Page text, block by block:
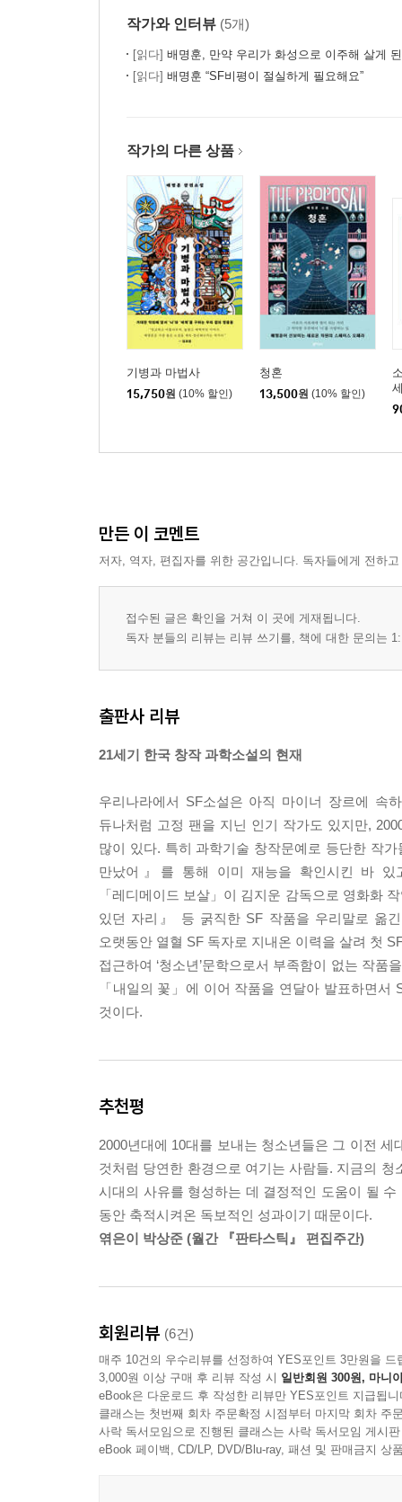
작가와 인터뷰 (5개)
[읽다] 배명훈, 만약 우리가 화성으로 이주해 살게
[읽다] 배명훈 “SF비평이 절실하게 필요해요”
작가의 다른 상품
기병과 마법사
15,750원 (10% 할인)
청혼
13,500원 (10% 할인)
만든 이 코멘트
저자, 역자, 편집자를 위한 공간입니다. 독자들에게 전하
접수된 글은 확인을 거쳐 이 곳에 게재됩니다.
독자 분들의 리뷰는 리뷰 쓰기를, 책에 대한 문의는
출판사 리뷰
21세기 한국 창작 과학소설의 현재
우리나라에서 SF소설은 아직 마이너 장르에 속
듀나처럼 고정 팬을 지닌 인기 작가도 있지만,
많이 있다. 특히 과학기술 창작문예로 등단한 작
만났어』를 통해 이미 재능을 확인시킨 바 있
「레디메이드 보살」이 김지운 감독으로 영화화
있던 자리』 등 굵직한 SF 작품을 우리말로 옮
오랫동안 열혈 SF 독자로 지내온 이력을 살려 첫
접근하여 ‘청소년’문학으로서 부족함이 없는 작
「내일의 꽃」에 이어 작품을 연달아 발표하면
것이다.
추천평
2000년대에 10대를 보내는 청소년들은 그 이전
것처럼 당연한 환경으로 여기는 사람들. 지금의
시대의 사유를 형성하는 데 결정적인 도움이 될
동안 축적시켜온 독보적인 성과이기 때문이다.
엮은이 박상준 (월간 『판타스틱』 편집주간)
회원리뷰 (6건)
매주 10건의 우수리뷰를 선정하여 YES포인트 3만원을 드
3,000원 이상 구매 후 리뷰 작성 시 일반회원 300원, 마니
eBook은 다운로드 후 작성한 리뷰만 YES포인트 지급됩니
클래스는 첫번째 회차 주문확정 시점부터 마지막 회차 주
사락 독서모임으로 진행된 클래스는 사락 독서모임 게시
eBook 페이백, CD/LP, DVD/Blu-ray, 패션 및 판매금지 상